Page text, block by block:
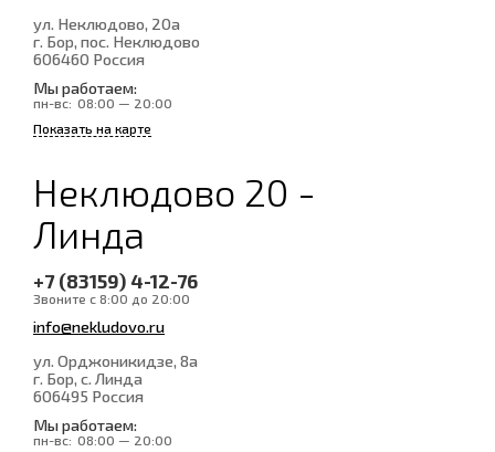
ул. Неклюдово, 20а
г. Бор, пос. Неклюдово
606460 Россия
Мы работаем:
пн-вс: 08:00 — 20:00
Показать на карте
Неклюдово 20 -
Линда
+7 (83159) 4-12-76
Звоните с 8:00 до 20:00
info@nekludovo.ru
ул. Орджоникидзе, 8а
г. Бор, с. Линда
606495 Россия
Мы работаем:
пн-вс: 08:00 — 20:00